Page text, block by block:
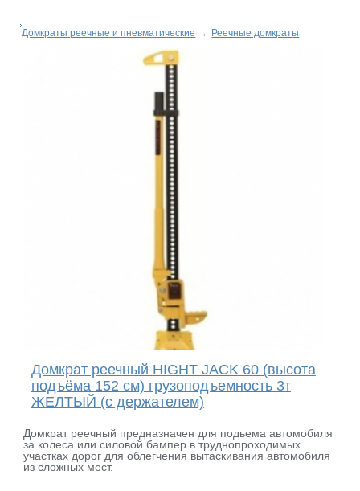
Домкраты реечные и пневматические → Реечные домкраты
Домкрат реечный HIGHT JACK 60 (высота
подъёма 152 см) грузоподъемность 3т
ЖЕЛТЫЙ (с держателем)
Домкрат реечный предназначен для подьема автомобиля
за колеса или силовой бампер в труднопроходимых
участках дорог для облегчения вытаскивания автомобиля
из сложных мест.